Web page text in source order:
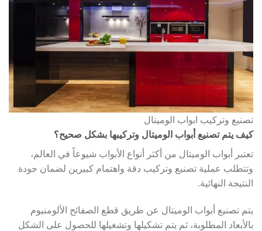
تصنيع وتركيب ابواب الوميتال
كيف يتم تصنيع أبواب الوميتال وتركيبها بشكل صحيح؟
تعتبر أبواب الوميتال من أكثر أنواع الأبواب شيوعاً في العالم،
وتتطلب عملية تصنيع وتركيب دقة واهتمام كبيرين لضمان جودة
النتيجة النهائية.
يتم تصنيع أبواب الوميتال عن طريق قطع الصفائح الألومنيوم
بالأبعاد المطلوبة، ثم يتم تشكيلها وتشغيلها للحصول على الشكل